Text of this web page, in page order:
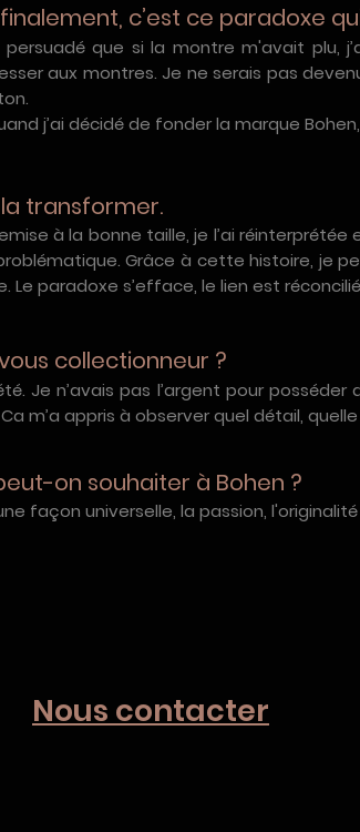
c’est ce paradoxe
persuadé que si la montre m'avait plu,
aux montres. Je ne serais pas
j’ai décidé de fonder la marque
transformer.
à la bonne taille, je l’ai
Grâce à cette histoire, je
Le paradoxe s’efface, le lien est
collectionneur ?
Je n’avais pas l’argent pour
m’a appris à observer quel détail,
on souhaiter à Bohen ?
façon universelle, la passion,
Nous contacter